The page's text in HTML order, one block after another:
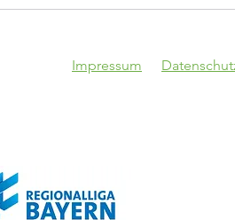
TSV Schwaben
Augsburg - VfB
Impressum